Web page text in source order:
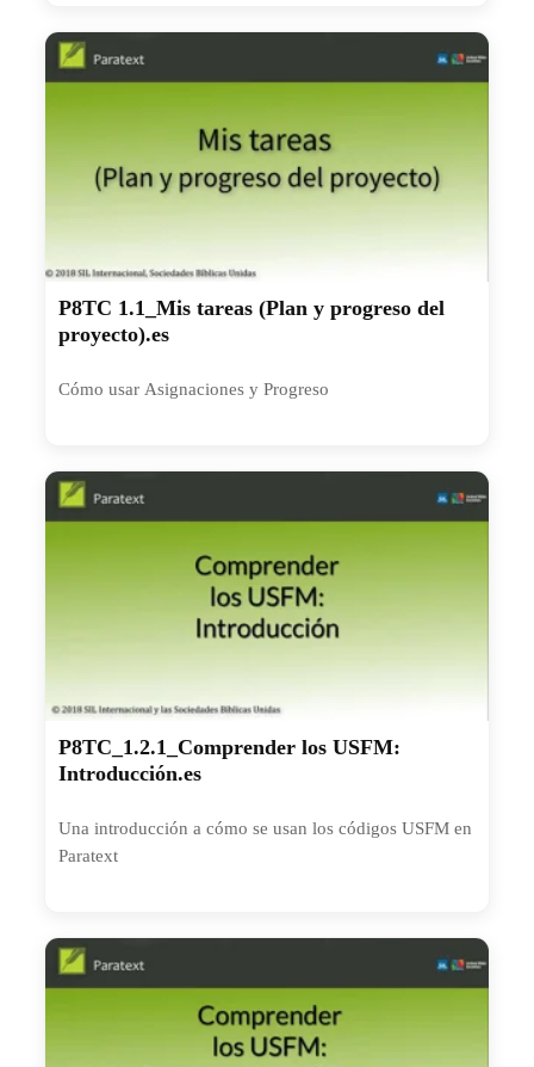
P8TC 1.1_Mis tareas (Plan y progreso del
proyecto).es
Cómo usar Asignaciones y Progreso
P8TC_1.2.1_Comprender los USFM:
Introducción.es
Una introducción a cómo se usan los códigos USFM en
Paratext